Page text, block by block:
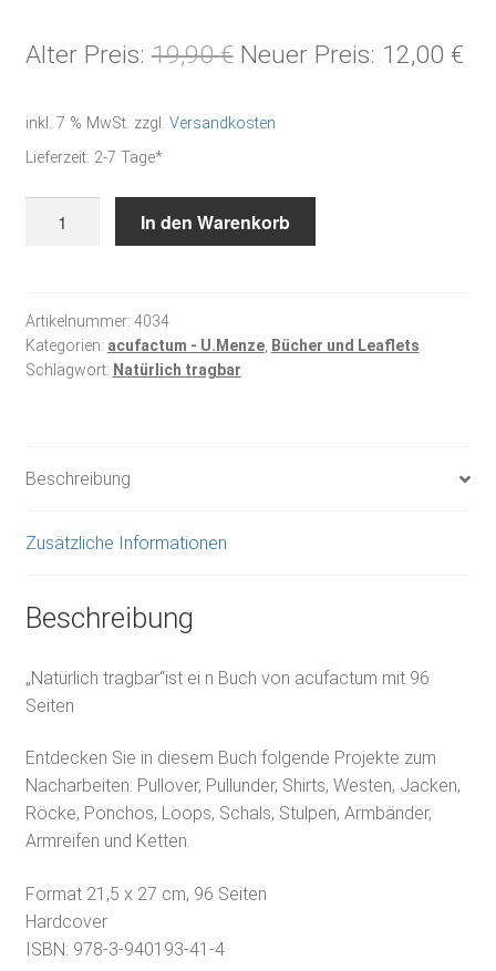
Alter Preis: 19,90€ Ursprünglicher
war:
Neuer Preis: 12,00 €
inkl. 7 % MwSt. zzgl. Versandkosten
Lieferzeit: 2-7 Tage*
Menge
In den Warenkorb
Artikelnummer: 4034
Kategorien: acufactum - U.Menze, Bücher und Leaflets
Schlagwort: Natürlich tragbar
Beschreibung
Zusätzliche Informationen
Beschreibung
„Natürlich tragbar“ist ei n Buch von acufactum mit 96
Seiten
Entdecken Sie in diesem Buch folgende Projekte zum
Nacharbeiten: Pullover, Pullunder, Shirts, Westen, Jacken,
Röcke, Ponchos, Loops, Schals, Stulpen, Armbänder,
Armreifen und Ketten.
Format 21,5 x 27 cm, 96 Seiten
Hardcover
ISBN: 978-3-940193-41-4